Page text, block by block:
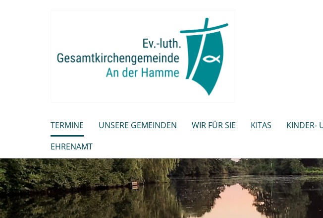
TERMINE UNSERE GEMEINDEN WIR FÜR SIE KITAS KINDER-
EHRENAMT